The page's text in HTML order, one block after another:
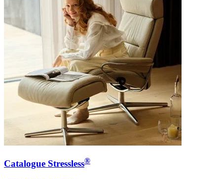
Catalogue Stressless®